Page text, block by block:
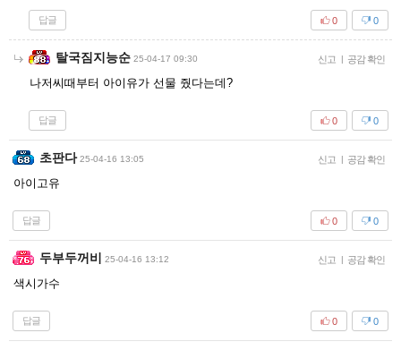
답글 0
0
탈국짐지능순 25-04-17 09:30 신고 | 공감 확인
나저씨때부터 아이유가 선물 줬다는데?
답글 0
0
초판다 25-04-16 13:05 신고 | 공감 확인
아이고유
답글 0
0
두부두꺼비 25-04-16 13:12 신고 | 공감 확인
색시가수
답글 0
0